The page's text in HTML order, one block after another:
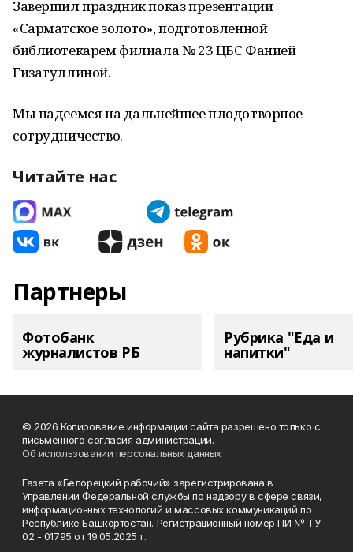
Завершил праздник показ презентации
«Сарматское золото», подготовленной
библиотекарем филиала № 23 ЦБС Фанией
Гизатуллиной.
Мы надеемся на дальнейшее плодотворное
сотрудничество.
Читайте нас
Партнеры
Фотобанк
журналистов РБ
Рубрика "Еда и
напитки"
© 2026 Копирование информации сайта разрешено только с
письменного согласия администрации.
Об использовании персональных данных
Газета «Белорецкий рабочий» зарегистрирована в
Управлении Федеральной службы по надзору в сфере связи,
информационных технологий и массовых коммуникаций по
Республике Башкортостан. Регистрационный номер ПИ № ТУ
02 - 01795 от 19.05.2025 г.